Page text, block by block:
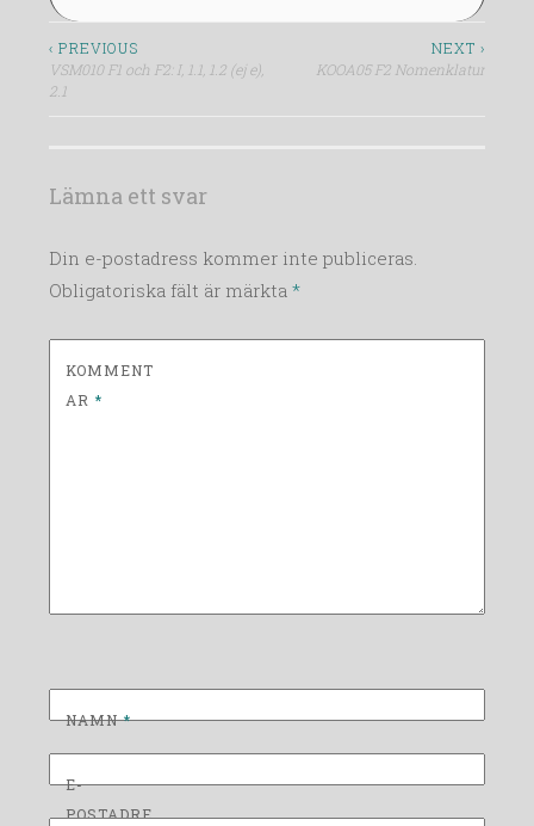
Inläggsnavigering
‹ PREVIOUS
VSM010 F1 och F2: I, 1.1, 1.2 (ej e),
2.1
NEXT ›
KOOA05 F2 Nomenklatur
Lämna ett svar
Din e-postadress kommer inte publiceras.
Obligatoriska fält är märkta *
KOMMENT
AR *
NAMN*
E-
POSTADRE